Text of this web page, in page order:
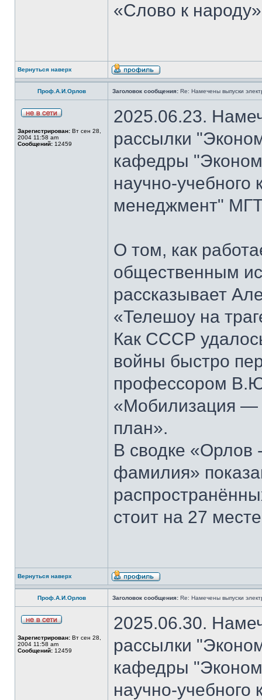
«Слово к
Вернуться наверх
Проф.А.И.Орлов Заголовок сообщения: Re: Намечены выпуски
Зарегистрирован: Вт сен 28,
2004 11:58 am
Сообщений: 12459
2025.06.23.
рассылки
кафедры
научно-
менеджмент"
О том, как
общественным
рассказывает
«Телешоу на
Как СССР
войны быстро
профессором
«Мобилизация —
план».
В сводке «Орлов
фамилия»
стоит на 27
Вернуться наверх
Проф.А.И.Орлов Заголовок сообщения: Re: Намечены выпуски
Зарегистрирован: Вт сен 28,
2004 11:58 am
Сообщений: 12459
2025.06.30.
рассылки
кафедры
научно-